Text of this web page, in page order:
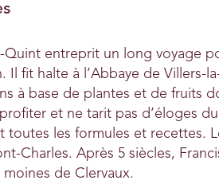
Quint entreprit un long voyage
Il fit halte à l’Abbaye de Villers-
à base de plantes et de fruits
et ne tarit pas d’éloges
toutes les formules et recettes.
Charles. Après 5 siècles,
de Clervaux.